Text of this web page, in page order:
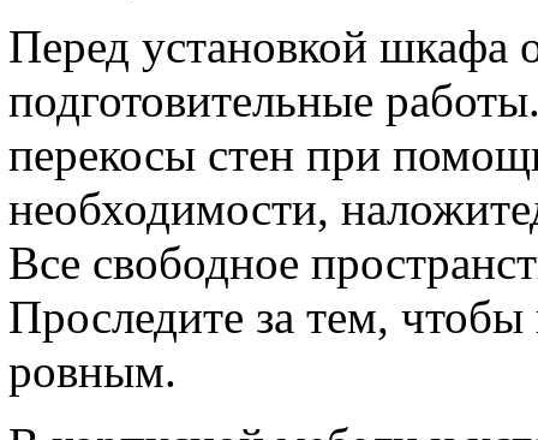
Перед установкой шкафа
подготовительные
перекосы стен при
необходимости,
Все свободное
Проследите за тем,
ровным.